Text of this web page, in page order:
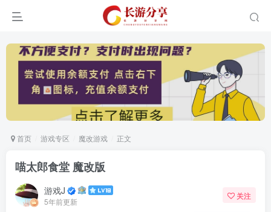
首页 游戏专区 魔改游戏 正文
喵太郎食堂 魔改版
游戏J
5年前更新
关注